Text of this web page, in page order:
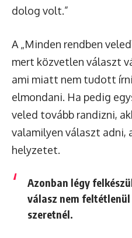
dolog volt.”
A „Minden rendben
mert közvetlen választ
ami miatt nem tudott
elmondani. Ha pedig
veled tovább randizni,
valamilyen választ adni,
helyzetet.
Azonban légy
válasz nem
szeretnél.